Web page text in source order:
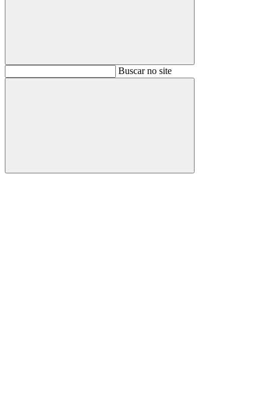
BuscarBuscar no site
Buscar